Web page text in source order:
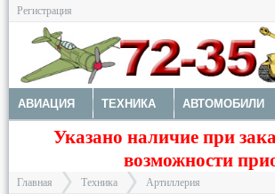
Регистрация
АВИАЦИЯ ТЕХНИКА АВТОМОБИЛИ
МОТОТЕХНИКА ТЕХНИКА РАЗНАЯ
КРАСКИ И
Указано наличие при
возможности
Главная Техника Артиллерия